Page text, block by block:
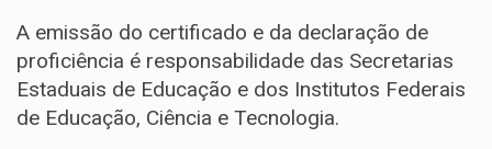
A emissão do certificado e da declaração de
proficiência é responsabilidade das Secretarias
Estaduais de Educação e dos Institutos Federais
de Educação, Ciência e Tecnologia.